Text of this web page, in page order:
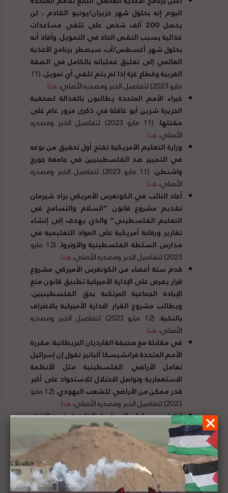
اليوم إنه بحلول شهر حزيران/يونيو القادم ، لن
يحصل200 ألف شخص على تلقي مساعدات
غذائية بسبب النقص الحاد في التمويل.وأفاد أنه
بحلول شهر أغسطس/آب، سيضطر برنامج الأغذية
العالمي إلى تعليق عملياته بالكامل في الضفة
الغربية وقطاع غزة إذا لم يتم تلقي أي تمويل.
(11
مايو 2023) لتفاصيل الخبر ومصدره الأصلي،
هنا
خبراء الأمم المتحدة يطالبون بالعدالة لصحفية
الجزيرة شرين أبو عاقلة في ذكرى مرور عام على
مقتلها.
(11 مايو 2023) لتفاصيل الخبر ومصدره
الأصلي،هنا
وزارة التعليم الأمريكية تفتح أول تحقيق من نوعه
في التمييز ضد الفلسطينيين في جامعة جورج
واشنطن.
(11 مايو 2023) لتفاصيل الخبر ومصدره
الأصلي،هنا
أعاد النائب في الكونغرس الأمريكي براد شيرمان
تقديم مشروع قانون “السلام والتسامح في
التعليم الفلسطيني” والذي يهدف إلى إنشاء
تقارير ورقابة أمريكية على المواد التعليمية في
مدارس السلطة الفلسطينية والأونروا.
(12 مايو
2023) لتفاصيل الخبر ومصدره الأصلي،
هنا
قدم ستة أعضاء من الكونغرس الأميركي مشروع
قرار يفرض على الإدارة الأميركية تطبيق قانون منع
الإبادة الجماعية المرتكبة بحق الفلسطينيين.
ويطالب مشروع القرار الادارة الأميركية بالاعتراف
بالنكبة.
(12 مايو 2023) لتفاصيل الخبر ومصدره
الأصلي،هنا
في مقابلة مع صحيفة الغارديان البريطانية:مقررة
الأمم المتحدة فرانشيسكا ألبانيز تقول إن إسرائيل
تعامل الأراضي الفلسطينية مثل الأنظمة
الاستعمارية وتواصل الاحتلال للاستحواذ على أكبر
قدر ممكن من الأراضي للشعب اليهودي.
(12 مايو
2023) لتفاصيل الخبر ومصدره الأصلي،
هنا
اعترض مسؤول السياسة الخارجية في الاتحاد
الأوروبي، على احتمال حظر المساعدة المالية
للسلطة الفلسطينية؛ لوجود محتوى اعتبر
محرضا على الكراهية و معاديا للسامية في الكتب
المدرسية الفلسطينية“.
(12 مايو 2023) لتفاصيل
الخبر ومصدره الأصلي،هنا